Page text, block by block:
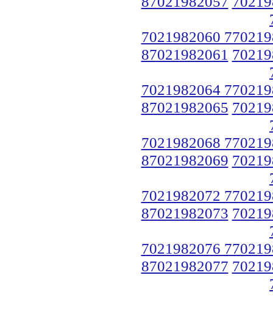
7021982060
87021982061
7021982064
87021982065
7021982068
87021982069
7021982072
87021982073
7021982076
87021982077